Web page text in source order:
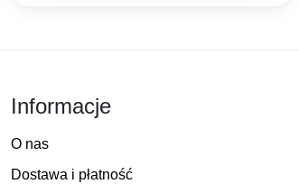
Informacje
O nas
Dostawa i płatność